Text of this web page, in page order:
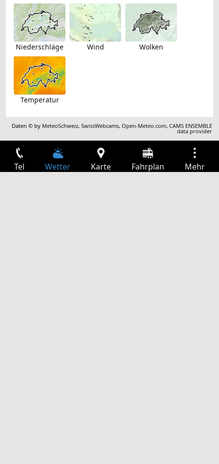
Niederschläge Wind Wolken
Temperatur
Daten © by MeteoSchweiz,SwissWebcams,Open-Meteo.com,CAMS ENSEMBLE
data provider
Tel Wetter Karte Fahrplan Mehr